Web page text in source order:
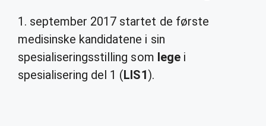
1. september 2017 startet de første
medisinske kandidatene i sin
spesialiseringsstilling som legei
spesialisering del 1 (LIS1).